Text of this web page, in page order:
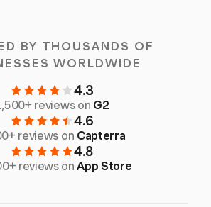
BY THOUSANDS OF
WORLDWIDE
4.3
reviews on G2
4.6
reviews on Capterra
4.8
reviews onApp Store